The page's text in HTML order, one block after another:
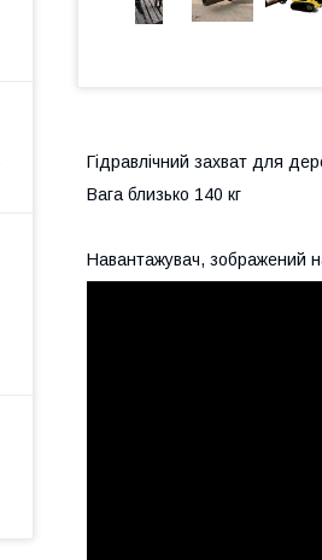
Гідравлічний захват для
Вага близько 140 кг
Навантажувач, зображений